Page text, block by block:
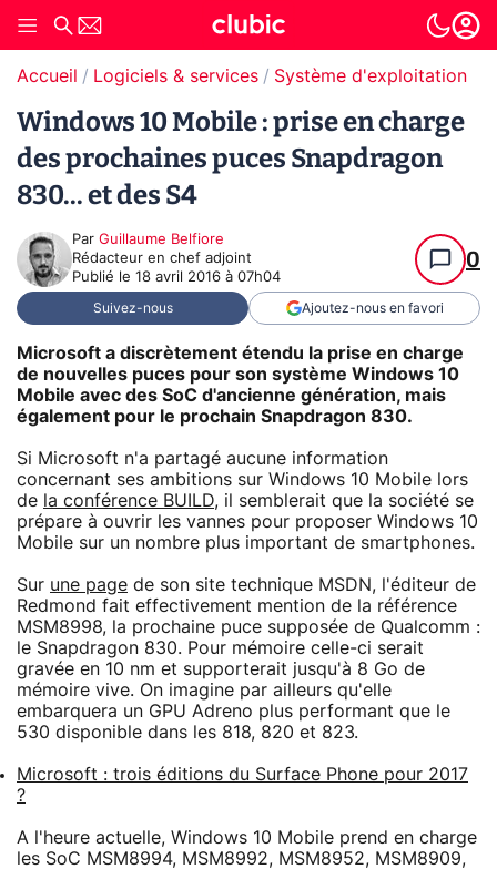
Accueil Logiciels & services Système d'exploitation
Windows 10 Mobile : prise en charge
des prochaines puces Snapdragon
830... et des S4
Par Guillaume Belfiore
Rédacteur en chef adjoint
Publié le 18 avril 2016 à 07h04
0
Suivez-nous Ajoutez-nous en favori
Microsoft a discrètement étendu la prise en charge
de nouvelles puces pour son système Windows 10
Mobile avec des SoC d'ancienne génération, mais
également pour le prochain Snapdragon 830.
Si Microsoft n'a partagé aucune information
concernant ses ambitions sur Windows 10 Mobile lors
de la conférence BUILD, il semblerait que la société se
prépare à ouvrir les vannes pour proposer Windows 10
Mobile sur un nombre plus important de smartphones.
Sur une page de son site technique MSDN, l'éditeur de
Redmond fait effectivement mention de la référence
MSM8998, la prochaine puce supposée de Qualcomm :
le Snapdragon 830. Pour mémoire celle-ci serait
gravée en 10 nm et supporterait jusqu'à 8 Go de
mémoire vive. On imagine par ailleurs qu'elle
embarquera un GPU Adreno plus performant que le
530 disponible dans les 818, 820 et 823.
Microsoft : trois éditions du Surface Phone pour 2017
?
A l'heure actuelle, Windows 10 Mobile prend en charge
les SoC MSM8994, MSM8992, MSM8952, MSM8909,